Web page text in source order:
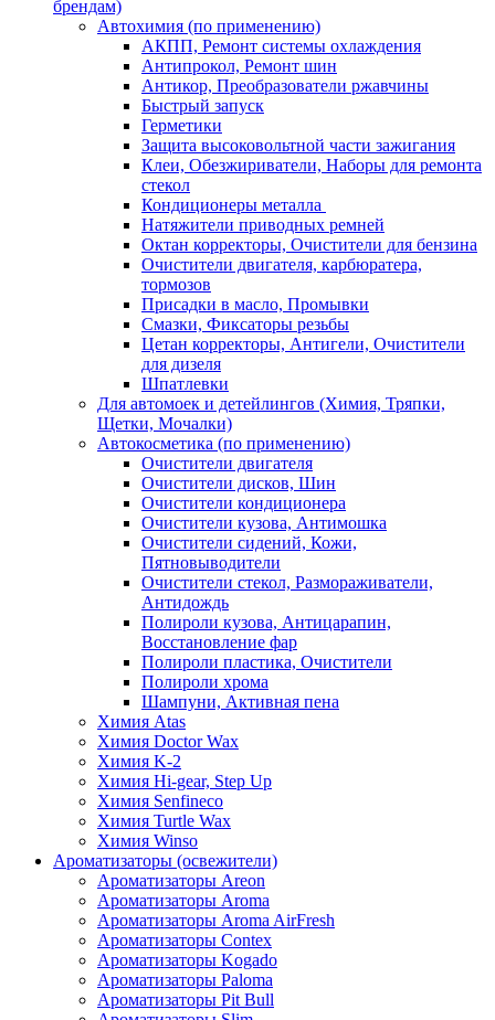
брендам)
Автохимия (по применению)
АКПП, Ремонт системы охлаждения
Антипрокол, Ремонт шин
Антикор, Преобразователи ржавчины
Быстрый запуск
Герметики
Защита высоковольтной части зажигания
Клеи, Обезжириватели, Наборы для ремонта
стекол
Кондиционеры металла
Натяжители приводных ремней
Октан корректоры, Очистители для бензина
Очистители двигателя, карбюратера,
тормозов
Присадки в масло, Промывки
Смазки, Фиксаторы резьбы
Цетан корректоры, Антигели, Очистители
для дизеля
Шпатлевки
Для автомоек и детейлингов (Химия, Тряпки,
Щетки, Мочалки)
Автокосметика (по применению)
Очистители двигателя
Очистители дисков, Шин
Очистители кондиционера
Очистители кузова, Антимошка
Очистители сидений, Кожи,
Пятновыводители
Очистители стекол, Размораживатели,
Антидождь
Полироли кузова, Антицарапин,
Восстановление фар
Полироли пластика, Очистители
Полироли хрома
Шампуни, Активная пена
Химия Atas
Химия Doctor Wax
Химия K-2
Химия Hi-gear, Step Up
Химия Senfineco
Химия Turtle Wax
Химия Winso
Ароматизаторы (освежители)
Ароматизаторы Areon
Ароматизаторы Aroma
Ароматизаторы Aroma AirFresh
Ароматизаторы Contex
Ароматизаторы Kogado
Ароматизаторы Paloma
Ароматизаторы Pit Bull